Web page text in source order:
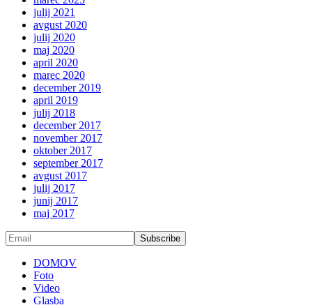
julij 2021
avgust 2020
julij 2020
maj 2020
april 2020
marec 2020
december 2019
april 2019
julij 2018
december 2017
november 2017
oktober 2017
september 2017
avgust 2017
julij 2017
junij 2017
maj 2017
DOMOV
Foto
Video
Glasba